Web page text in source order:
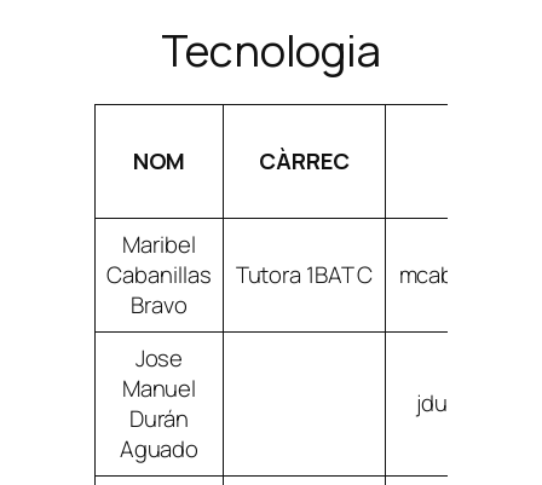
Tecnologia
NOM CÀRREC
Maribel
Cabanillas
Bravo
Tutora 1BAT C
Jose
Manuel
Durán
Aguado